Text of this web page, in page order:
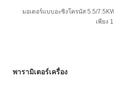
มอเตอร์แบบอะซิงโครนัส 5.5/
เพียง
พารามิเตอร์เครื่อง